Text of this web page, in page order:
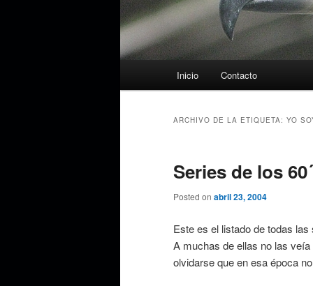
Inicio Contacto
ARCHIVO DE LA ETIQUETA: YO
Series de los
Posted on abril 23, 2004
Este es el listado de todas
A muchas de ellas no las
olvidarse que en esa época